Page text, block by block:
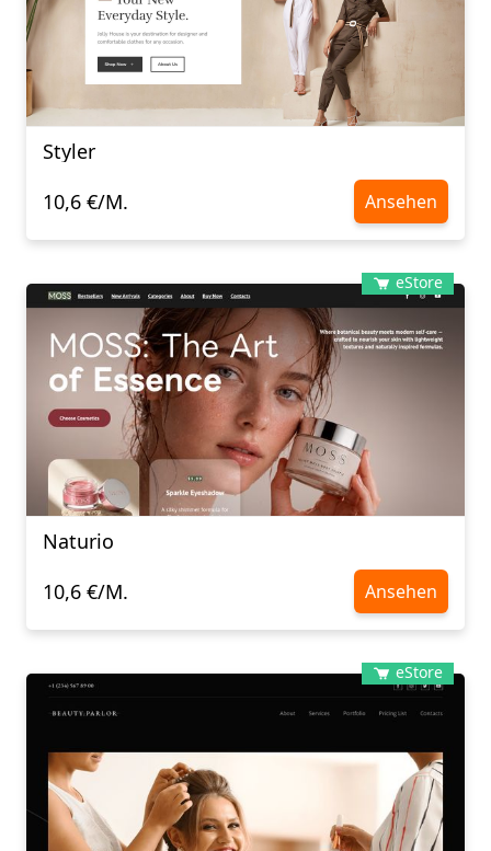
Styler
10,6 €/M.
Ansehen
eStore
Naturio
10,6 €/M.
Ansehen
eStore